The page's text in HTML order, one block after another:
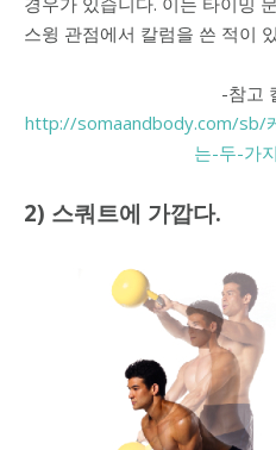
스윙 관점에서 칼럼을 쓴 적이
-참고
http://somaandbody.com/sb/
는-두-가
2) 스쿼트에 가깝다.